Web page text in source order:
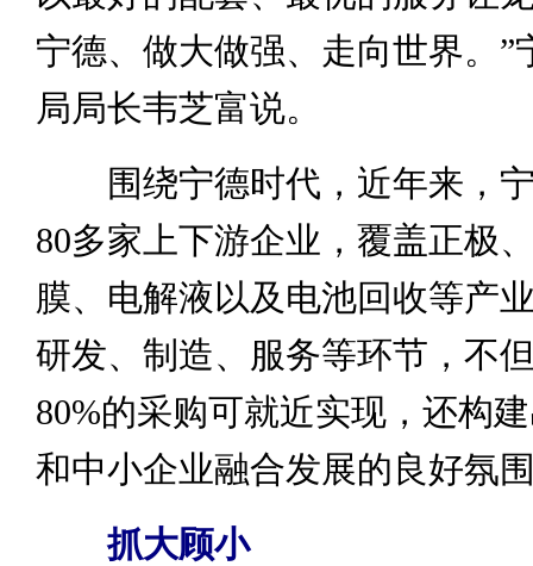
宁德、做大做强、走向世界。”
局局长韦芝富说。
围绕宁德时代，近年来，宁
80多家上下游企业，覆盖正极
膜、电解液以及电池回收等产
研发、制造、服务等环节，不
80%的采购可就近实现，还构
和中小企业融合发展的良好氛
抓大顾小